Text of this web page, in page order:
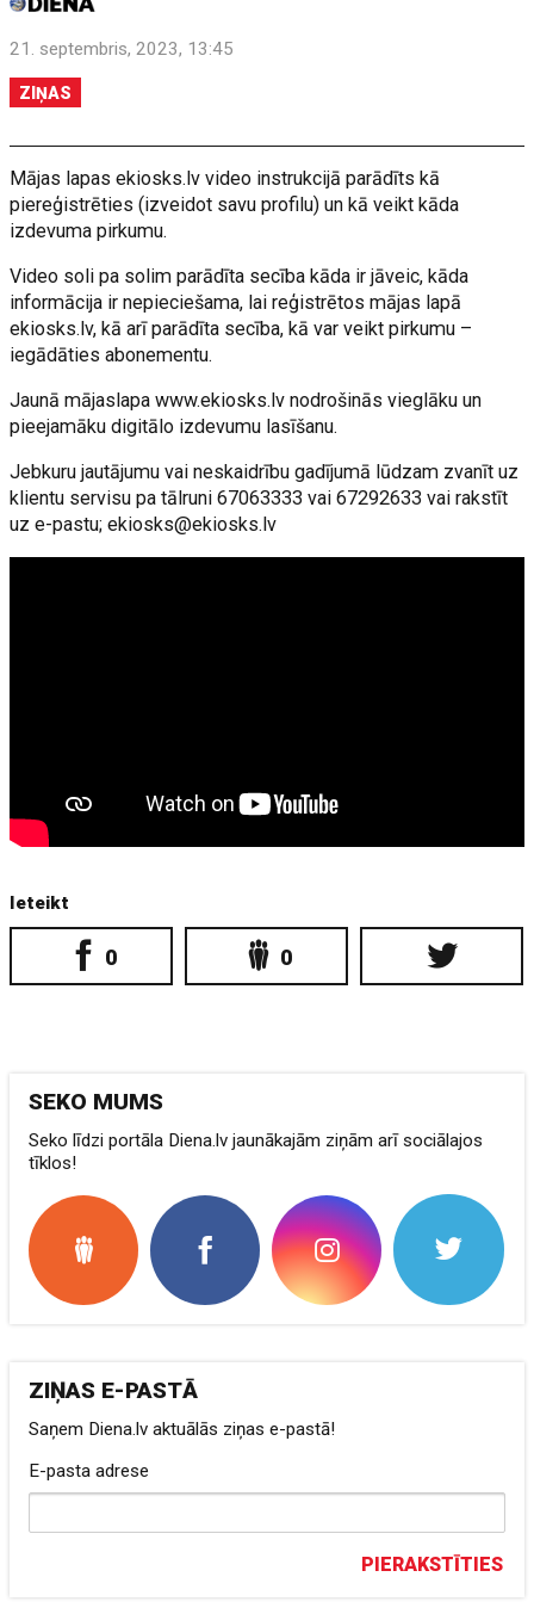
21. septembris, 2023, 13:45
ZIŅAS
Mājas lapas ekiosks.lv video instrukcijā parādīts kā
piereģistrēties (izveidot savu profilu) un kā veikt kāda
izdevuma pirkumu.
Video soli pa solim parādīta secība kāda ir jāveic, kāda
informācija ir nepieciešama, lai reģistrētos mājas lapā
ekiosks.lv, kā arī parādīta secība, kā var veikt pirkumu –
iegādāties abonementu.
Jaunā mājaslapa www.ekiosks.lv nodrošinās vieglāku un
pieejamāku digitālo izdevumu lasīšanu.
Jebkuru jautājumu vai neskaidrību gadījumā lūdzam zvanīt uz
klientu servisu pa tālruni 67063333 vai 67292633 vai rakstīt
uz e-pastu;ekiosks@ekiosks.lv
Ieteikt
0 0
SEKO MUMS
Seko līdzi portāla Diena.lv jaunākajām ziņām arī sociālajos
tīklos!
ZIŅAS E-PASTĀ
Saņem Diena.lv aktuālās ziņas e-pastā!
E-pasta adrese
PIERAKSTĪTIES